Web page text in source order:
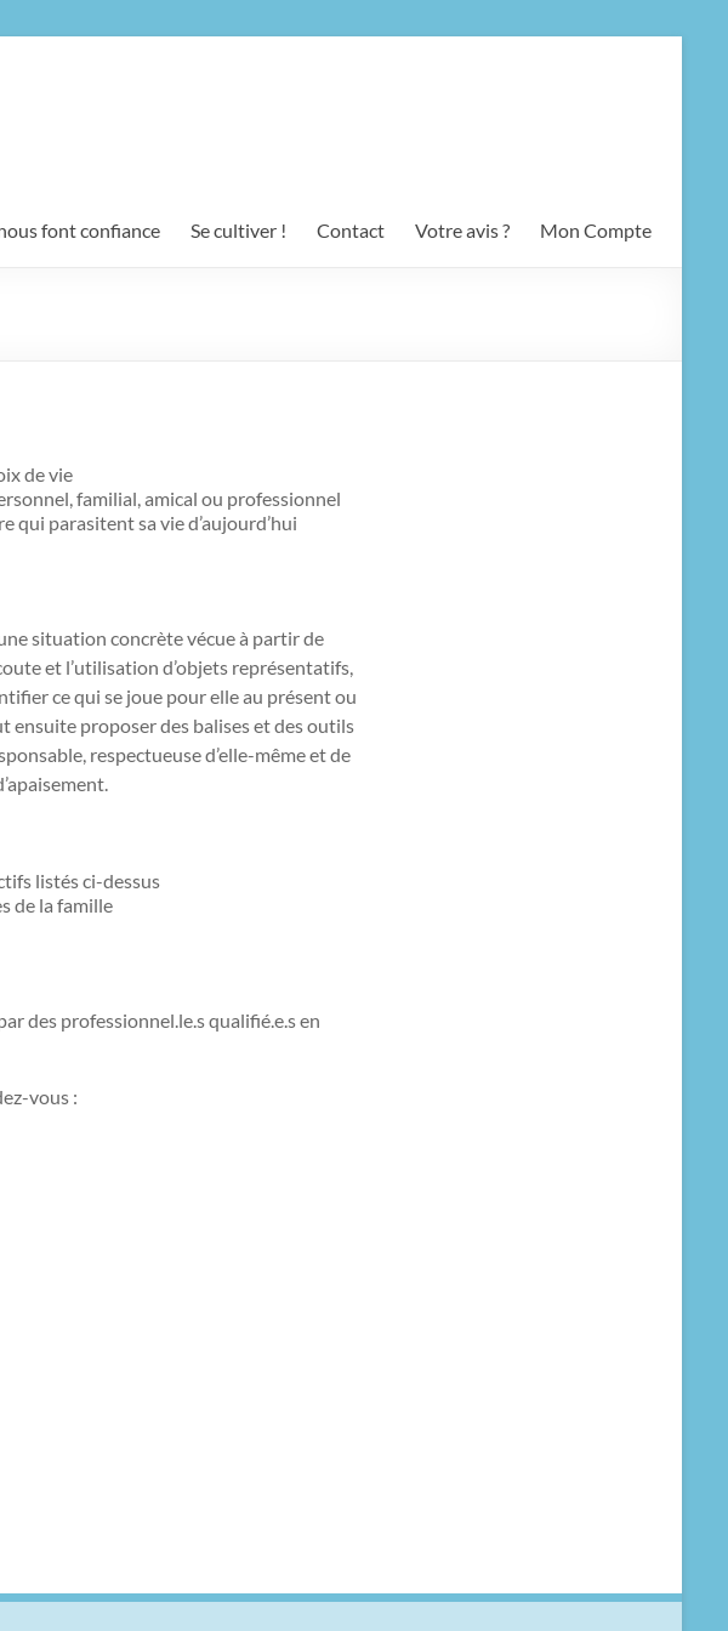
font confiance Se cultiver ! Contact Votre avis ? Mon Compte
de vie
familial, amical ou professionnel
qui parasitent sa vie d’aujourd’hui
situation concrète vécue à partir de
et l’utilisation d’objets représentatifs,
ce qui se joue pour elle au présent ou
ensuite proposer des balises et des outils
respectueuse d’elle-même et de
listés ci-dessus
de la famille
des professionnel.le.s qualifié.e.s en
vous :